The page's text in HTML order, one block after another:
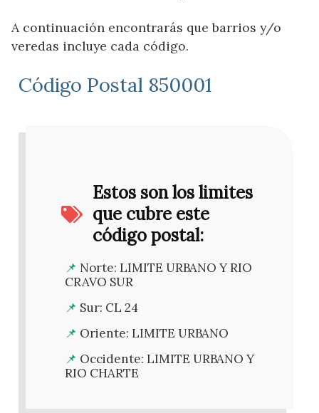
A continuación encontrarás que barrios y/o
veredas incluye cada código.
Código Postal 850001
Estos son los limites
que cubre este
código postal:
Norte: LIMITE URBANO Y RIO
CRAVO SUR
Sur: CL 24
Oriente: LIMITE URBANO
Occidente: LIMITE URBANO Y
RIO CHARTE